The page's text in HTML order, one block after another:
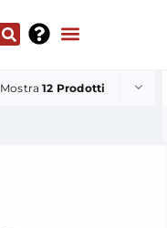
Mostra12 Prodotti